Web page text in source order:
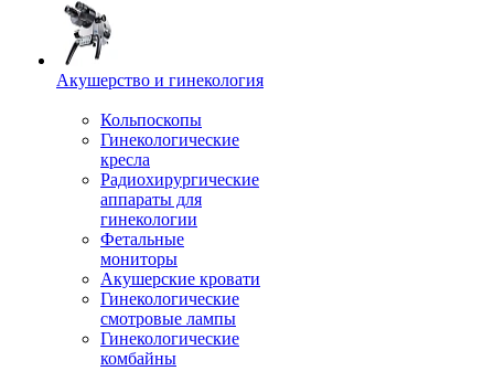
Акушерство и гинекология
Кольпоскопы
Гинекологические
кресла
Радиохирургические
аппараты для
гинекологии
Фетальные
мониторы
Акушерские кровати
Гинекологические
смотровые лампы
Гинекологические
комбайны